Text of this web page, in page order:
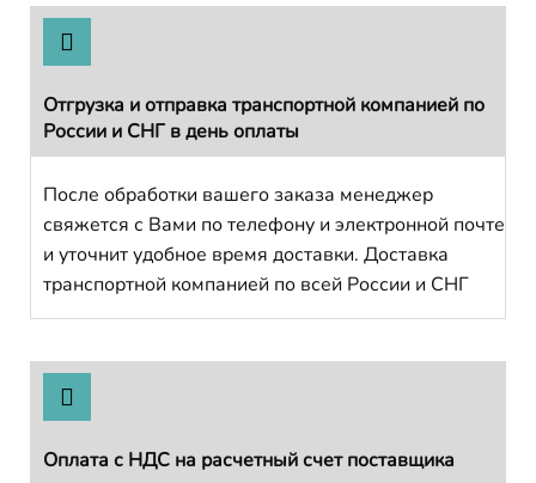
Отгрузка и отправка транспортной компанией по
России и СНГ в день оплаты
После обработки вашего заказа менеджер
свяжется с Вами по телефону и электронной почте
и уточнит удобное время доставки. Доставка
транспортной компанией по всей России и СНГ
Оплата с НДС на расчетный счет поставщика